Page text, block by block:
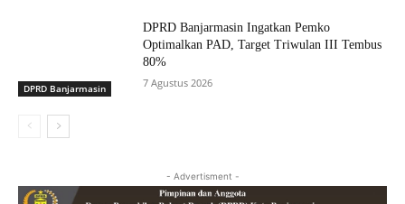
DPRD Banjarmasin
DPRD Banjarmasin Ingatkan Pemko
Optimalkan PAD, Target Triwulan III Tembus
80%
7 Agustus 2026
- Advertisment -